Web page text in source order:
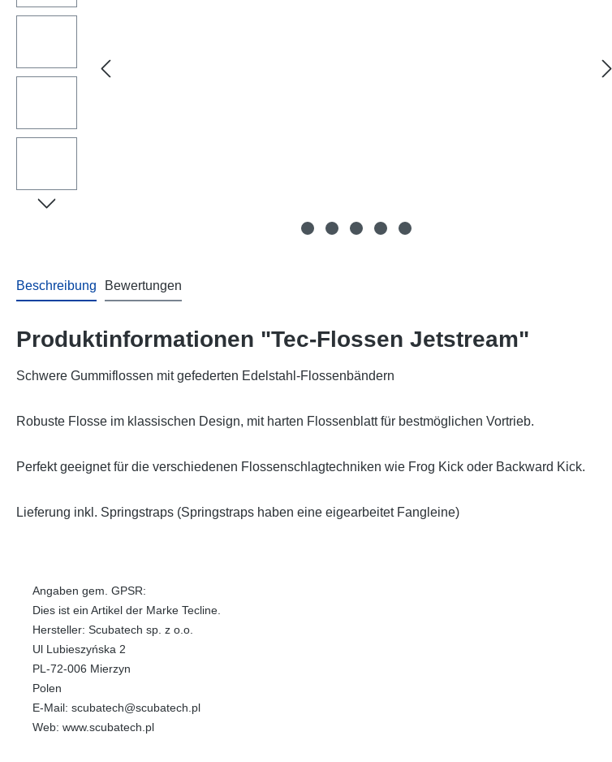
Beschreibung Bewertungen
Produktinformationen "Tec-Flossen Jetstream"
Schwere Gummiflossen mit gefederten Edelstahl-Flossenbändern
Robuste Flosse im klassischen Design, mit harten Flossenblatt für bestmöglichen Vortrieb.
Perfekt geeignet für die verschiedenen Flossenschlagtechniken wie Frog Kick oder Backward Kick.
Lieferung inkl. Springstraps (Springstraps haben eine eigearbeitet Fangleine)
Angaben gem. GPSR:
Dies ist ein Artikel der Marke Tecline.
Hersteller: Scubatech sp. z o.o.
Ul Lubieszyńska 2
PL-72-006 Mierzyn
Polen
E-Mail: scubatech@scubatech.pl
Web: www.scubatech.pl